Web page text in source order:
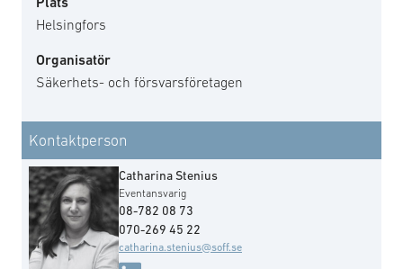
Helsingfors
Organisatör
Säkerhets- och försvarsföretagen
Kontaktperson
Catharina Stenius
Eventansvarig
08-782 08 73
070-269 45 22
catharina.stenius@soff.se